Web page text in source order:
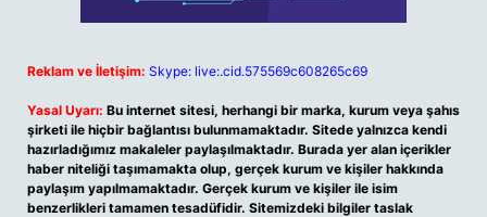
Reklam ve İletişim: Skype: live:.cid.575569c608265c69
Yasal Uyarı: Bu internet sitesi, herhangi bir marka, kurum veya şahıs
şirketi ile hiçbir bağlantısı bulunmamaktadır. Sitede yalnızca kendi
hazırladığımız makaleler paylaşılmaktadır. Burada yer alan içerikler
haber niteliği taşımamakta olup, gerçek kurum ve kişiler hakkında
paylaşım yapılmamaktadır. Gerçek kurum ve kişiler ile isim
benzerlikleri tamamen tesadüfidir. Sitemizdeki bilgiler taslak